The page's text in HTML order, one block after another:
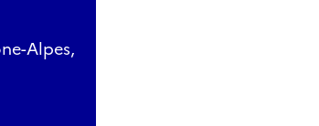
à 17h.
l'Association des Architectes de l'Ain et du
Alpes,